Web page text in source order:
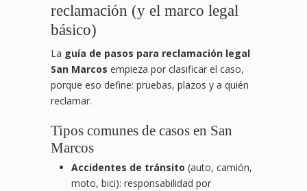
reclamación (y el marco legal
básico)
La guía de pasos para reclamación legal
San Marcos empieza por clasificar el caso,
porque eso define: pruebas, plazos y a quién
reclamar.
Tipos comunes de casos en San
Marcos
Accidentes de tránsito (auto, camión,
moto, bici): responsabilidad por